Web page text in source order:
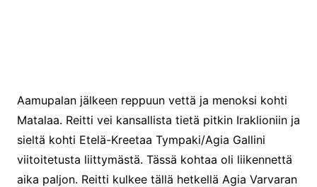
Aamupalan jälkeen reppuun vettä ja menoksi kohti
Matalaa. Reitti vei kansallista tietä pitkin Iraklioniin ja
sieltä kohti Etelä-Kreetaa Tympaki/Agia Gallini
viitoitetusta liittymästä. Tässä kohtaa oli liikennettä
aika paljon. Reitti kulkee tällä hetkellä Agia Varvaran